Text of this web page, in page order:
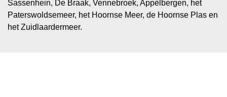
Sassenhein, De Braak, Vennebroek, Appèlbergen, het
Paterswoldsemeer, het Hoornse Meer, de Hoornse Plas en
het Zuidlaardermeer.